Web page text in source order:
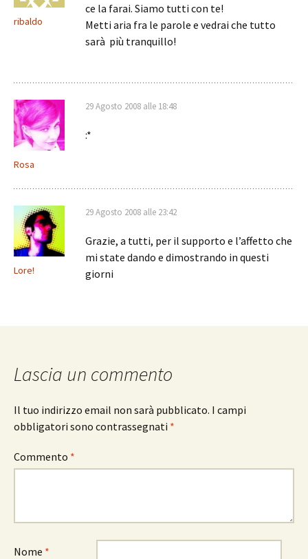
ribaldo
ce la farai. Siamo tutti con te!
Metti aria fra le parole e vedrai che tutto
sarà più tranquillo!
Rosa
29 Agosto 2008 alle 18:48
:*
Lore!
29 Agosto 2008 alle 23:42
Grazie, a tutti, per il supporto e l’affetto che
mi state dando e dimostrando in questi
giorni
Lascia un commento
Il tuo indirizzo email non sarà pubblicato. I campi
obbligatori sono contrassegnati *
Commento *
Nome *